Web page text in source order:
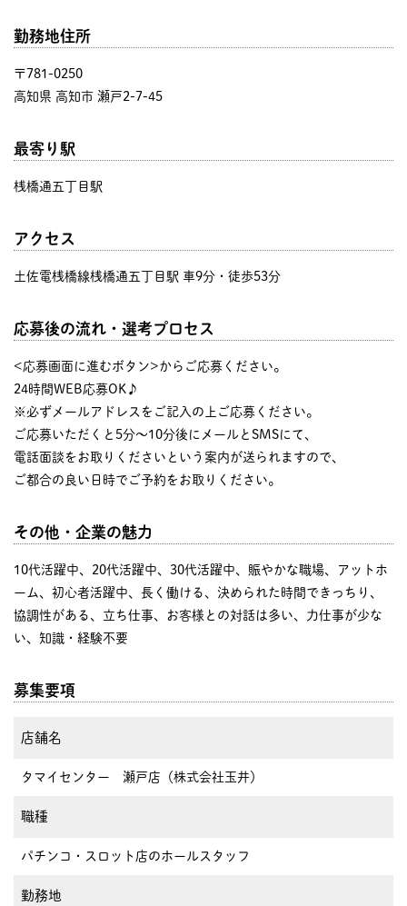
勤務地住所
〒781-0250
高知県 高知市 瀬戸2-7-45
最寄り駅
桟橋通五丁目駅
アクセス
土佐電桟橋線桟橋通五丁目駅 車9分・徒歩53分
応募後の流れ・選考プロセス
<応募画面に進むボタン>からご応募ください。
24時間WEB応募OK♪
※必ずメールアドレスをご記入の上ご応募ください。
ご応募いただくと5分～10分後にメールとSMSにて、
電話面談をお取りくださいという案内が送られますので、
ご都合の良い日時でご予約をお取りください。
その他・企業の魅力
10代活躍中、20代活躍中、30代活躍中、賑やかな職場、アットホ
ーム、初心者活躍中、長く働ける、決められた時間できっちり、
協調性がある、立ち仕事、お客様との対話は多い、力仕事が少な
い、知識・経験不要
募集要項
店舗名
タマイセンター 瀬戸店（株式会社玉井）
職種
パチンコ・スロット店のホールスタッフ
勤務地